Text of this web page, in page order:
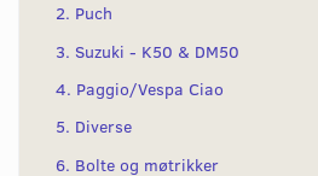
2. Puch
3. Suzuki - K50 & DM50
4. Paggio/Vespa Ciao
5. Diverse
6. Bolte og møtrikker